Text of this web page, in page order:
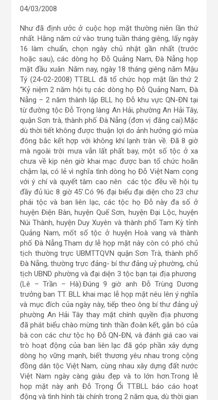
04/03/2008
Như đã định ưởc ở cuộc họp mặt thường niên lần thứ
nhất. Hằng năm cứ vào trung tuần tháng giêng, lấy ngày
16 làm chuẩn, chọn ngày chủ nhật gần nhất (trước
hoặc sau), các dòng họ Đỗ Quảng Nam, Đà Nẵng họp
mặt đầu xuân .Năm nay, ngày 18 tháng giêng năm Mậu
Tý (24-02-2008) TT.BLL đã tổ chức họp mặt lần thứ 2
“Kỷ niệm 2 năm hội tụ các dòng họ Đỗ Quảng Nam, Đà
Nẵng – 2 năm thành lập BLL họ Đỗ khu vực QN-ĐN tại
từ đường tộc Đỗ Trọng làng An Hải, phường An Hải Tây,
quận Sơn trà, thành phố Đà Nẵng (đơn vị đăng cai).Mặc
dù thời tiết không được thuận lợi do ảnh hưởng gió mùa
đông bắc kết hợp với không khí lạnh tràn về. Đã 8 giờ
mà ngoài trời mưa vẫn lất phất bay, một số tộc ở xa
chưa về kịp nên giờ khai mạc được ban tổ chức hoãn
chậm lại, có lẻ vì nghĩa tình dòng họ Đỗ Việt Nam cọng
với ý chí và quyết tâm cao nên các tộc đều về hội tụ
đầy đủ lúc 8 giờ 45′.Có 96 đại biểu đại diện cho 23 chư
phái tộc và ban liên lạc, các tộc họ Đỗ này đa số ở
huyện Điện Bàn, huyện Quế Sơn, huyện Đại Lộc, huyện
Núi Thành, huyện Duy Xuyên và thành phố Tam Kỳ tỉnh
Quảng Nam, mốt số tộc ở huyện Hoà vang và thành
phố Đà Nẵng.Tham dự lễ họp mặt này còn có phó chủ
tịch thường trực UBMTTQVN quận Sơn Trà, thành phố
Đà Nẵng, thường trực đảng- bí thư đảng uỷ phường, chủ
tịch UBND phường và đại diện 3 tộc bạn tại địa phương
(Lê – Trần – Hà).Đúng 9 giờ anh Đỗ Trùng Dương
trưởng ban TT. BLL khai mạc lễ họp mặt nêu lên ý nghĩa
và mục đích của ngày này, tiếp theo ông bí thư đảng uỷ
phường An Hải Tây thay mặt chính quyền địa phương
đã phát biểu chào mừng tinh thần đoàn kết, gắn bó của
bà con các chư tộc họ Đỗ QN-ĐN, và đánh giá cao vai
trò hoạt động của ban liên lạc đã góp phần xây dựng
dòng họ vững mạnh, biết thương yêu nhau trong cộng
đồng dân tộc Việt Nam, cùng nhau xây dựng đất nước
Việt Nam ngày càng giàu đẹp và to lớn hơn.Trong lễ
họp mặt này anh Đỗ Trọng Ổi TT.BLL báo cáo hoạt
động và tình hình tài chính trong 2 năm qua, dù thời gian